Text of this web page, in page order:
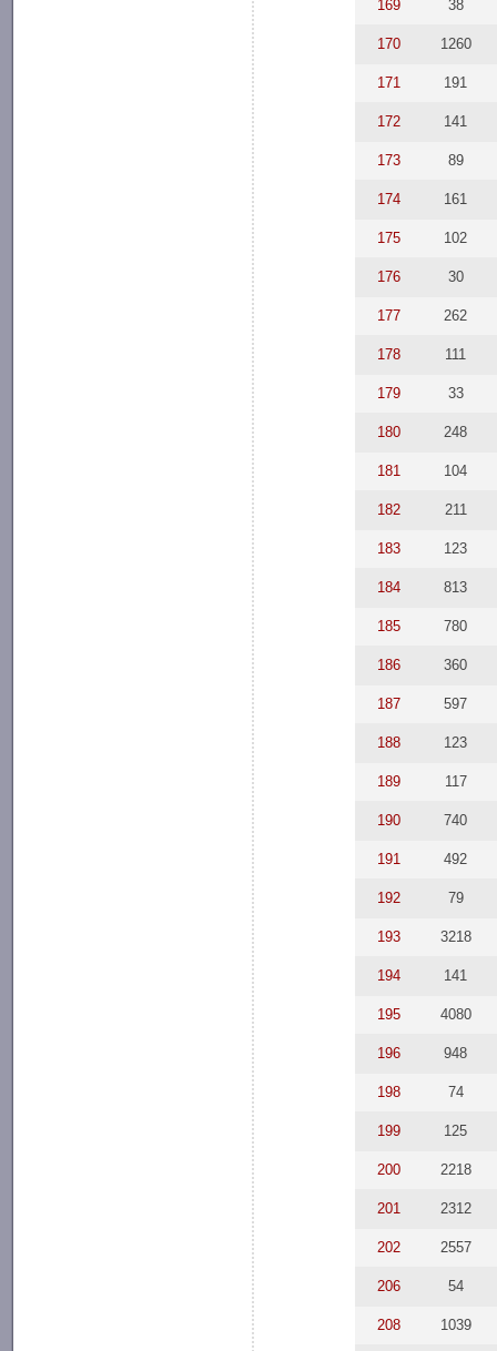
169 38
170 1260
171 191
172 141
173 89
174 161
175 102
176 30
177 262
178 111
179 33
180 248
181 104
182 211
183 123
184 813
185 780
186 360
187 597
188 123
189 117
190 740
191 492
192 79
193 3218
194 141
195 4080
196 948
198 74
199 125
200 2218
201 2312
202 2557
206 54
208 1039